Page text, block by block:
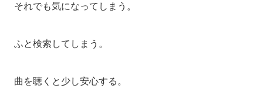
それでも気になってしまう。
ふと検索してしまう。
曲を聴くと少し安心する。